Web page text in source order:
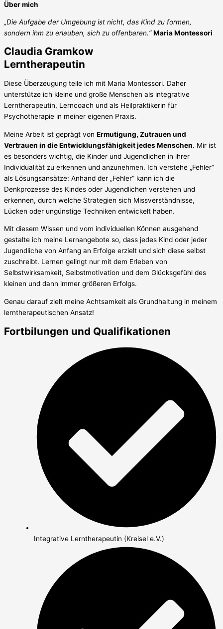
Über mich
„Die Aufgabe der Umgebung ist nicht, das Kind zu formen,
sondern ihm zu erlauben, sich zu offenbaren.“ Maria Montessori
Claudia Gramkow
Lerntherapeutin
Diese Überzeugung teile ich mit Maria Montessori. Daher
unterstütze ich kleine und große Menschen als integrative
Lerntherapeutin, Lerncoach und als Heilpraktikerin für
Psychotherapie in meiner eigenen Praxis.
Meine Arbeit ist geprägt von Ermutigung, Zutrauen und
Vertrauen in die Entwicklungsfähigkeit jedes Menschen. Mir ist
es besonders wichtig, die Kinder und Jugendlichen in ihrer
Individualität zu erkennen und anzunehmen. Ich verstehe „Fehler“
als Lösungsansätze: Anhand der „Fehler“ kann ich die
Denkprozesse des Kindes oder Jugendlichen verstehen und
erkennen, durch welche Strategien sich Missverständnisse,
Lücken oder ungünstige Techniken entwickelt haben.
Mit diesem Wissen und vom individuellen Können ausgehend
gestalte ich meine Lernangebote so, dass jedes Kind oder jeder
Jugendliche von Anfang an Erfolge erzielt und sich diese selbst
zuschreibt. Lernen gelingt nur mit dem Erleben von
Selbstwirksamkeit, Selbstmotivation und dem Glücksgefühl des
kleinen und dann immer größeren Erfolgs.
Genau darauf zielt meine Achtsamkeit als Grundhaltung in meinem
lerntherapeutischen Ansatz!
Fortbilungen und Qualifikationen
Integrative Lerntherapeutin (Kreisel e.V.)